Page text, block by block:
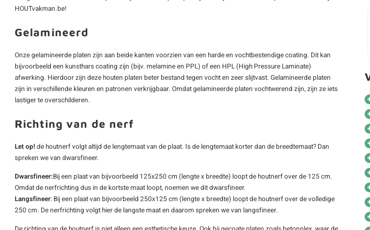
HOUTvakman.be!
Gelamineerd
Onze gelamineerde platen zijn aan beide kanten voorzien van een harde en vochtbestendige coating. Dit kan
bijvoorbeeld een kunsthars coating zijn (bijv. melamine en PPL) of een HPL (High Pressure Laminate)
afwerking. Hierdoor zijn deze houten platen beter bestand tegen vocht en zeer slijtvast. Gelamineerde platen
zijn in verschillende kleuren en patronen verkrijgbaar. Omdat gelamineerde platen vochtwerend zijn, zijn ze iets
lastiger te overschilderen.
Richting van de nerf
Let op! de houtnerf volgt altijd de lengtemaat van de plaat. Is de lengtemaat korter dan de breedtemaat? Dan
spreken we van dwarsfineer.
Dwarsfineer:Bij een plaat van bijvoorbeeld 125x250 cm (lengte x breedte) loopt de houtnerf over de 125 cm.
Omdat de nerfrichting dus in de kortste maat loopt, noemen we dit dwarsfineer.
Langsfineer: Bij een plaat van bijvoorbeeld 250x125 cm (lengte x breedte) loopt de houtnerf over de volledige
250 cm. De nerfrichting volgt hier de langste maat en daarom spreken we van langsfineer.